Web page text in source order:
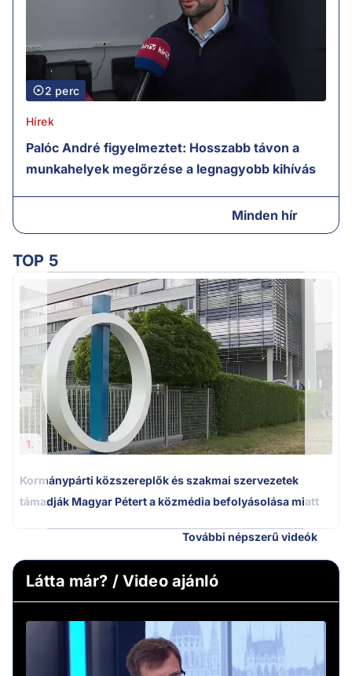
2 perc
Hírek
Palóc André figyelmeztet: Hosszabb távon a
munkahelyek megőrzése a legnagyobb kihívás
Minden hír
TOP 5
1.
Kormánypárti közszereplők és szakmai szervezetek
támadják Magyar Pétert a közmédia befolyásolása miatt
További népszerű videók
Látta már? / Video ajánló